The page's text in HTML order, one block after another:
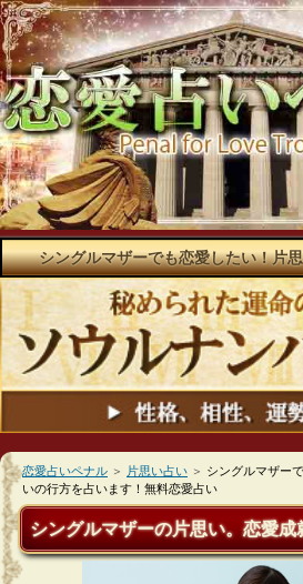
シングルマザーでも恋愛したい！片
恋愛占いペナル ＞ 片思い占い ＞ シングルマザー
いの行方を占います！無料恋愛占い
シングルマザーの片思い。恋愛成